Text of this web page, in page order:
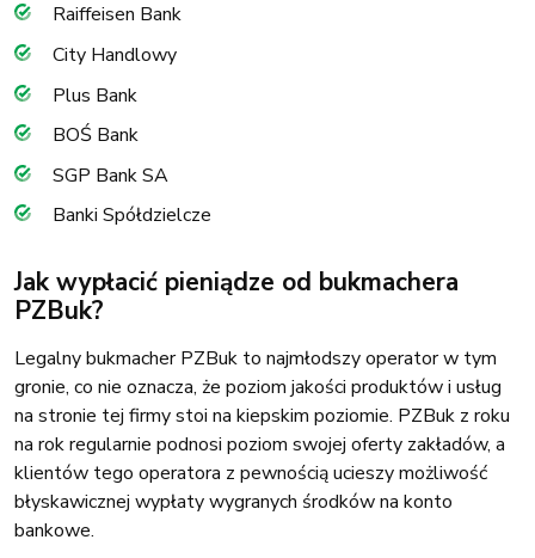
Raiffeisen Bank
City Handlowy
Plus Bank
BOŚ Bank
SGP Bank SA
Banki Spółdzielcze
Jak wypłacić pieniądze od bukmachera
PZBuk?
Legalny bukmacher PZBuk to najmłodszy operator w tym
gronie, co nie oznacza, że poziom jakości produktów i usług
na stronie tej firmy stoi na kiepskim poziomie. PZBuk z roku
na rok regularnie podnosi poziom swojej oferty zakładów, a
klientów tego operatora z pewnością ucieszy możliwość
błyskawicznej wypłaty wygranych środków na konto
bankowe.